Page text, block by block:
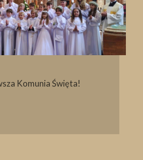
Komunia Święta!